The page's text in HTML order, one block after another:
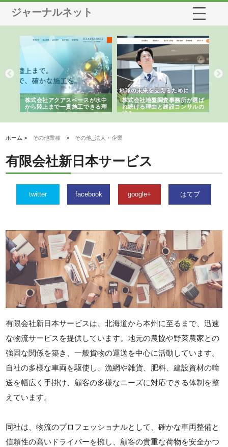
ジャーナルネット
株式会社アクアスペースが水中
から陸上まで一貫施工できる理
由
株式会社地盤調査事務所が選ば
れ続ける理由と建設コンサルの
強み
ホーム > その他業種 > その他_法人・企業
有限会社新日本サービス
twitter facebook google+ はてブ
有限会社新日本サービスは、北海道から本州に至るまで、迅速
な物流サービスを提供しています。地元の農協や野菜農家との
強固な関係を築き、一般貨物の運送を中心に活動しています。
自社の多様な車両を駆使し、漁網や雑貨、肥料、建設資材の輸
送を幅広く手掛け、顧客の多様なニーズに対応できる体制を整
えています。
同社は、物流のプロフェッショナルとして、確かな車両整備と
信頼性の高いドライバーを擁し、顧客の貴重な荷物を安全かつ